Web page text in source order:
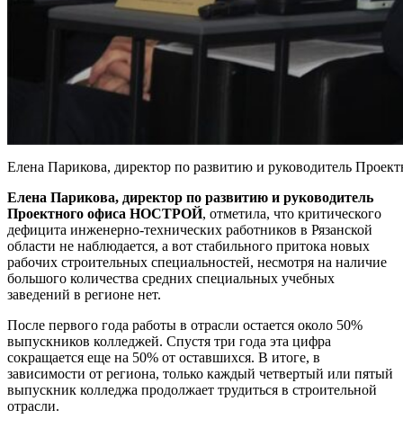
Елена Парикова, директор по развитию и руководитель
Елена Парикова, директор по развитию и руководитель
Проектного офиса НОСТРОЙ, отметила, что критического
дефицита инженерно-технических работников в Рязанской
области не наблюдается, а вот стабильного притока новых
рабочих строительных специальностей, несмотря на наличие
большого количества средних специальных учебных
заведений в регионе нет.
После первого года работы в отрасли остается около 50%
выпускников колледжей. Спустя три года эта цифра
сокращается еще на 50% от оставшихся. В итоге, в
зависимости от региона, только каждый четвертый или пятый
выпускник колледжа продолжает трудиться в строительной
отрасли.